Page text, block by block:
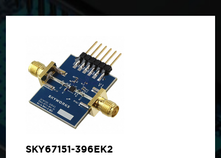
SKY67151-396EK2